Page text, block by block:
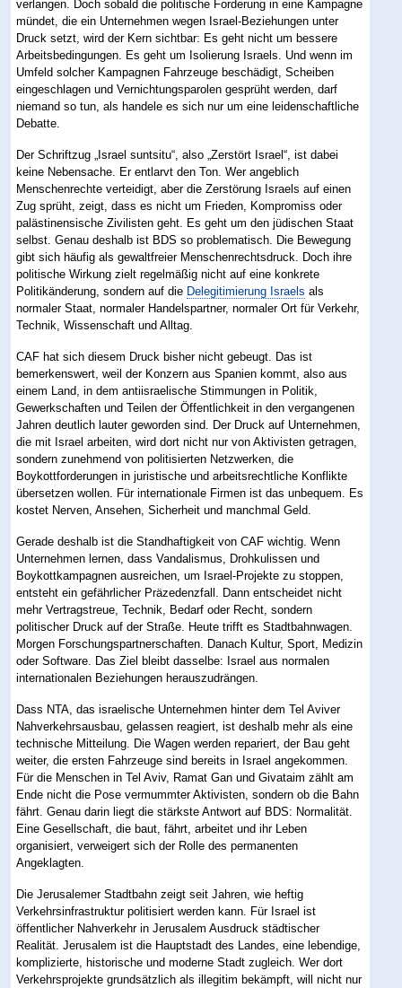
verlangen. Doch sobald die politische Forderung in eine Kampagne
mündet, die ein Unternehmen wegen Israel-Beziehungen unter
Druck setzt, wird der Kern sichtbar: Es geht nicht um bessere
Arbeitsbedingungen. Es geht um Isolierung Israels. Und wenn im
Umfeld solcher Kampagnen Fahrzeuge beschädigt, Scheiben
eingeschlagen und Vernichtungsparolen gesprüht werden, darf
niemand so tun, als handele es sich nur um eine leidenschaftliche
Debatte.
Der Schriftzug „Israel suntsitu“, also „Zerstört Israel“, ist dabei
keine Nebensache. Er entlarvt den Ton. Wer angeblich
Menschenrechte verteidigt, aber die Zerstörung Israels auf einen
Zug sprüht, zeigt, dass es nicht um Frieden, Kompromiss oder
palästinensische Zivilisten geht. Es geht um den jüdischen Staat
selbst. Genau deshalb ist BDS so problematisch. Die Bewegung
gibt sich häufig als gewaltfreier Menschenrechtsdruck. Doch ihre
politische Wirkung zielt regelmäßig nicht auf eine konkrete
Politikänderung, sondern auf die Delegitimierung Israels als
normaler Staat, normaler Handelspartner, normaler Ort für Verkehr,
Technik, Wissenschaft und Alltag.
CAF hat sich diesem Druck bisher nicht gebeugt. Das ist
bemerkenswert, weil der Konzern aus Spanien kommt, also aus
einem Land, in dem antiisraelische Stimmungen in Politik,
Gewerkschaften und Teilen der Öffentlichkeit in den vergangenen
Jahren deutlich lauter geworden sind. Der Druck auf Unternehmen,
die mit Israel arbeiten, wird dort nicht nur von Aktivisten getragen,
sondern zunehmend von politisierten Netzwerken, die
Boykottforderungen in juristische und arbeitsrechtliche Konflikte
übersetzen wollen. Für internationale Firmen ist das unbequem. Es
kostet Nerven, Ansehen, Sicherheit und manchmal Geld.
Gerade deshalb ist die Standhaftigkeit von CAF wichtig. Wenn
Unternehmen lernen, dass Vandalismus, Drohkulissen und
Boykottkampagnen ausreichen, um Israel-Projekte zu stoppen,
entsteht ein gefährlicher Präzedenzfall. Dann entscheidet nicht
mehr Vertragstreue, Technik, Bedarf oder Recht, sondern
politischer Druck auf der Straße. Heute trifft es Stadtbahnwagen.
Morgen Forschungspartnerschaften. Danach Kultur, Sport, Medizin
oder Software. Das Ziel bleibt dasselbe: Israel aus normalen
internationalen Beziehungen herauszudrängen.
Dass NTA, das israelische Unternehmen hinter dem Tel Aviver
Nahverkehrsausbau, gelassen reagiert, ist deshalb mehr als eine
technische Mitteilung. Die Wagen werden repariert, der Bau geht
weiter, die ersten Fahrzeuge sind bereits in Israel angekommen.
Für die Menschen in Tel Aviv, Ramat Gan und Givataim zählt am
Ende nicht die Pose vermummter Aktivisten, sondern ob die Bahn
fährt. Genau darin liegt die stärkste Antwort auf BDS: Normalität.
Eine Gesellschaft, die baut, fährt, arbeitet und ihr Leben
organisiert, verweigert sich der Rolle des permanenten
Angeklagten.
Die Jerusalemer Stadtbahn zeigt seit Jahren, wie heftig
Verkehrsinfrastruktur politisiert werden kann. Für Israel ist
öffentlicher Nahverkehr in Jerusalem Ausdruck städtischer
Realität. Jerusalem ist die Hauptstadt des Landes, eine lebendige,
komplizierte, historische und moderne Stadt zugleich. Wer dort
Verkehrsprojekte grundsätzlich als illegitim bekämpft, will nicht nur